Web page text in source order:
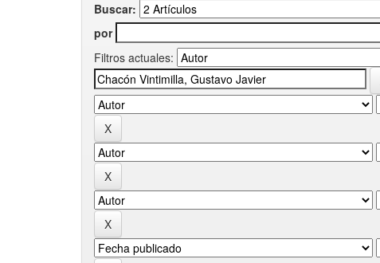
Buscar:
por
Filtros actuales: